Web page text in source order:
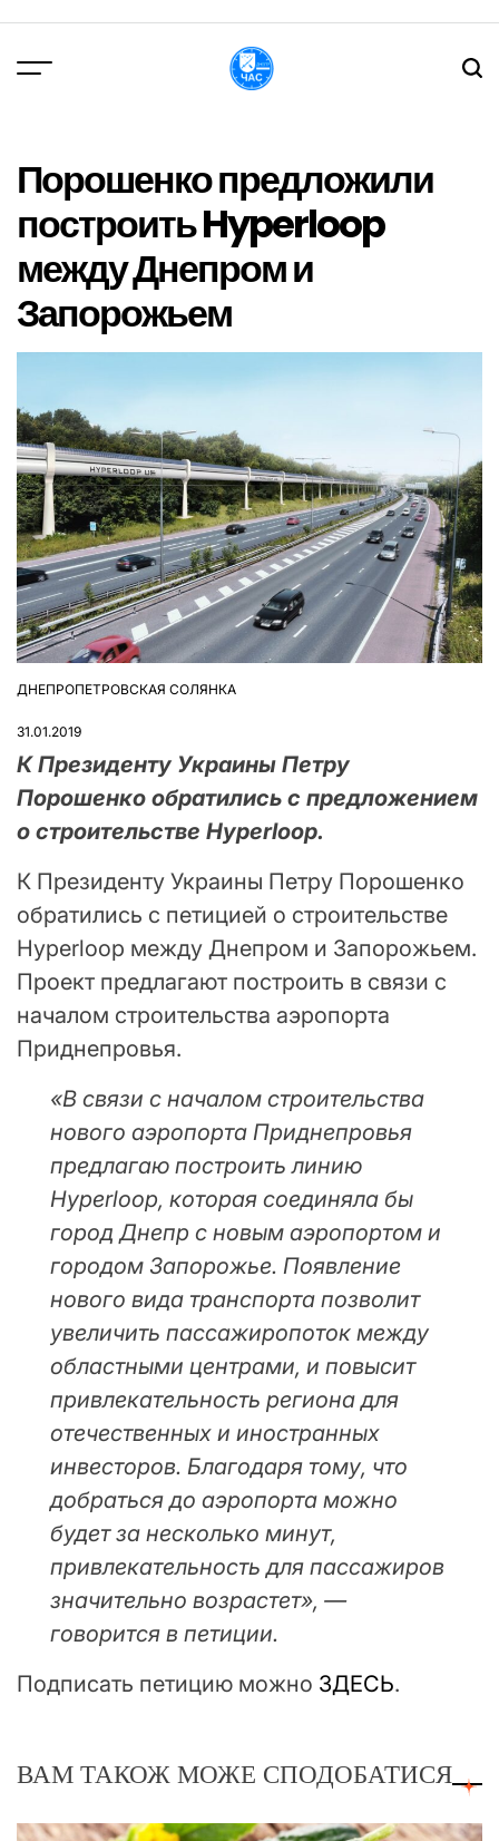
вмісту
Порошенко предложили
построить Hyperloop
между Днепром и
Запорожьем
ОПУБЛІКУВАТИ
ДНЕПРОПЕТРОВСКАЯ СОЛЯНКА
31.01.2019
К Президенту Украины Петру
Порошенко обратились с предложением
о строительстве Hyperloop.
К Президенту Украины Петру Порошенко
обратились с петицией о строительстве
Hyperloop между Днепром и Запорожьем.
Проект предлагают построить в связи с
началом строительства аэропорта
Приднепровья.
«В связи с началом строительства
нового аэропорта Приднепровья
предлагаю построить линию
Hyperloop, которая соединяла бы
город Днепр с новым аэропортом и
городом Запорожье. Появление
нового вида транспорта позволит
увеличить пассажиропоток между
областными центрами, и повысит
привлекательность региона для
отечественных и иностранных
инвесторов. Благодаря тому, что
добраться до аэропорта можно
будет за несколько минут,
привлекательность для пассажиров
значительно возрастет», —
говорится в петиции.
Подписать петицию можно ЗДЕСЬ.
ВАМ ТАКОЖ МОЖЕ СПОДОБАТИСЯ